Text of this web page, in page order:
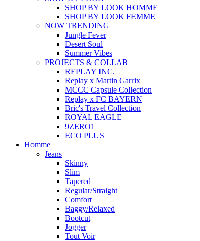
SHOP BY LOOK HOMME
SHOP BY LOOK FEMME
NOW TRENDING
Jungle Fever
Desert Soul
Summer Vibes
PROJECTS & COLLAB
REPLAY INC.
Replay x Martin Garrix
MCCC Capsule Collection
Replay x FC BAYERN
Bric's Travel Collection
ROYAL EAGLE
9ZERO1
ECO PLUS
Homme
Jeans
Skinny
Slim
Tapered
Regular/Straight
Comfort
Baggy/Relaxed
Bootcut
Jogger
Tout Voir